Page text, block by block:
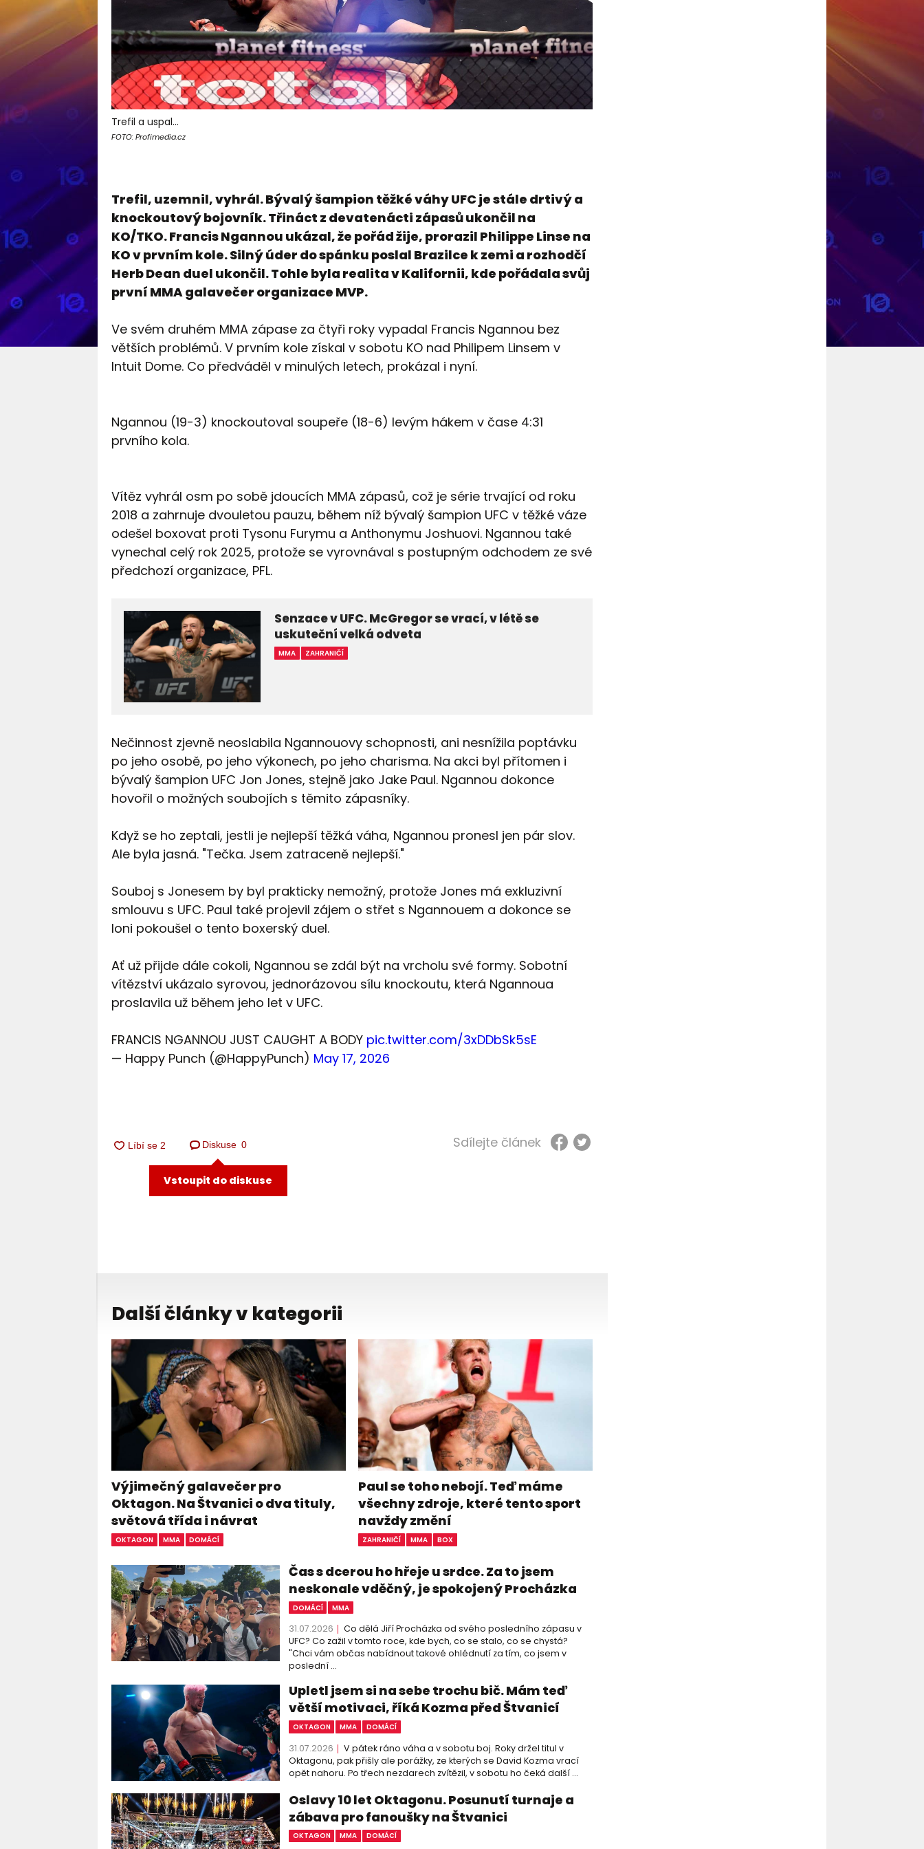
Trefil a uspal...
FOTO: Profimedia.cz
Trefil, uzemnil, vyhrál. Bývalý šampion těžké váhy UFC je stále drtivý a
knockoutový bojovník. Třináct z devatenácti zápasů ukončil na
KO/TKO. Francis Ngannou ukázal, že pořád žije, prorazil Philippe Linse na
KO v prvním kole. Silný úder do spánku poslal Brazilce k zemi a rozhodčí
Herb Dean duel ukončil. Tohle byla realita v Kalifornii, kde pořádala svůj
první MMA galavečer organizace MVP.
Ve svém druhém MMA zápase za čtyři roky vypadal Francis Ngannou bez
větších problémů. V prvním kole získal v sobotu KO nad Philipem Linsem v
Intuit Dome. Co předváděl v minulých letech, prokázal i nyní.
Ngannou (19-3) knockoutoval soupeře (18-6) levým hákem v čase 4:31
prvního kola.
Vítěz vyhrál osm po sobě jdoucích MMA zápasů, což je série trvající od roku
2018 a zahrnuje dvouletou pauzu, během níž bývalý šampion UFC v těžké váze
odešel boxovat proti Tysonu Furymu a Anthonymu Joshuovi. Ngannou také
vynechal celý rok 2025, protože se vyrovnával s postupným odchodem ze své
předchozí organizace, PFL.
Senzace v UFC. McGregor se vrací, v létě se
uskuteční velká odveta
MMA ZAHRANIČÍ
Nečinnost zjevně neoslabila Ngannouovy schopnosti, ani nesnížila poptávku
po jeho osobě, po jeho výkonech, po jeho charisma. Na akci byl přítomen i
bývalý šampion UFC Jon Jones, stejně jako Jake Paul. Ngannou dokonce
hovořil o možných soubojích s těmito zápasníky.
Když se ho zeptali, jestli je nejlepší těžká váha, Ngannou pronesl jen pár slov.
Ale byla jasná. "Tečka. Jsem zatraceně nejlepší."
Souboj s Jonesem by byl prakticky nemožný, protože Jones má exkluzivní
smlouvu s UFC. Paul také projevil zájem o střet s Ngannouem a dokonce se
loni pokoušel o tento boxerský duel.
Ať už přijde dále cokoli, Ngannou se zdál být na vrcholu své formy. Sobotní
vítězství ukázalo syrovou, jednorázovou sílu knockoutu, která Ngannoua
proslavila už během jeho let v UFC.
FRANCIS NGANNOU JUST CAUGHT A BODY pic.twitter.com/3xDDbSk5sE
— Happy Punch (@HappyPunch) May 17, 2026
Diskuse 0
Vstoupit do diskuse
Sdílejte článek
Další články v kategorii
Výjimečný galavečer pro
Oktagon. Na Štvanici o dva tituly,
světová třída i návrat
OKTAGON MMA DOMÁCÍ
Paul se toho nebojí. Teď máme
všechny zdroje, které tento sport
navždy změní
ZAHRANIČÍ MMA BOX
Čas s dcerou ho hřeje u srdce. Za to jsem
neskonale vděčný, je spokojený Procházka
DOMÁCÍ MMA
31.07.2026
Co dělá Jiří Procházka od svého posledního zápasu v
UFC? Co zažil v tomto roce, kde bych, co se stalo, co se chystá?
"Chci vám občas nabídnout takové ohlédnutí za tím, co jsem v
poslední ...
Upletl jsem si na sebe trochu bič. Mám teď
větší motivaci, říká Kozma před Štvanicí
OKTAGON MMA DOMÁCÍ
31.07.2026
V pátek ráno váha a v sobotu boj. Roky držel titul v
Oktagonu, pak přišly ale porážky, ze kterých se David Kozma vrací
opět nahoru. Po třech nezdarech zvítězil, v sobotu ho čeká další ...
Oslavy 10 let Oktagonu. Posunutí turnaje a
zábava pro fanoušky na Štvanici
OKTAGON MMA DOMÁCÍ